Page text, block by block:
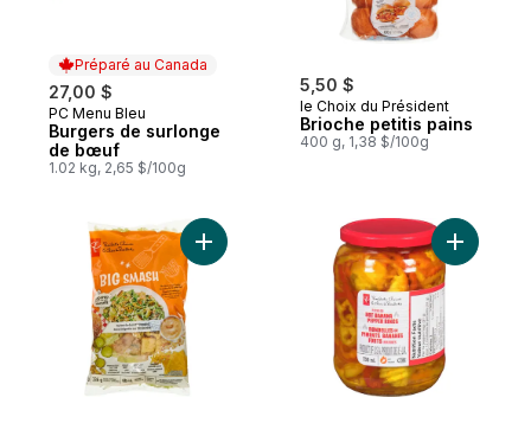
Préparé au Canada
27,00 $
Préparé au Canada
PC Menu Bleu
Burgers de surlonge
de bœuf
1.02 kg, 2,65 $/100g
5,50 $
le Choix du Président
Brioche petitis pains
400 g, 1,38 $/100g
Ajouter Kit de salade hachée BigAjouter